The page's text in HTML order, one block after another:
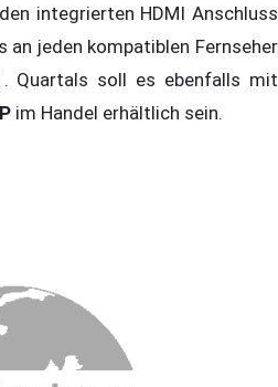
integrierten HDMI Anschluss
an jeden kompatiblen Fernseher
Quartals soll es ebenfalls mit
im Handel erhältlich sein.